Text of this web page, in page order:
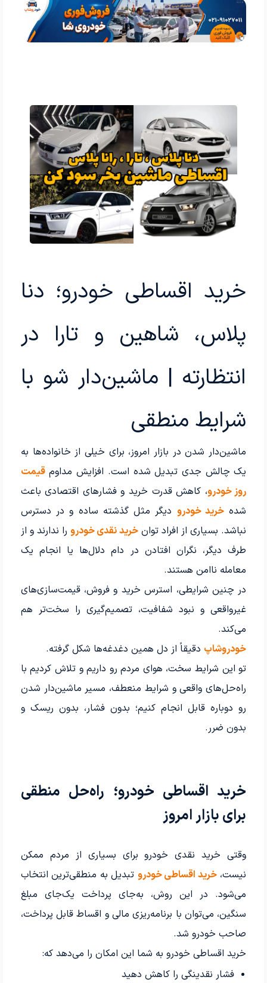
خرید اقساطی خودرو؛ دنا
پلاس، شاهین و تارا در
انتظارته | ماشین‌دار شو با
شرایط منطقی
ماشین‌دار شدن در بازار امروز، برای خیلی از خانواده‌ها به
یک چالش جدی تبدیل شده است. افزایش مداومقیمت
روز خودرو، کاهش قدرت خرید و فشارهای اقتصادی باعث
شدهخرید خودرو دیگر مثل گذشته ساده و در دسترس
نباشد. بسیاری از افراد توانخرید نقدی خودرورا ندارند و از
طرف دیگر، نگران افتادن در دام دلال‌ها یا انجام یک
معامله ناامن هستند.
در چنین شرایطی، استرس خرید و فروش، قیمت‌سازی‌های
غیرواقعی و نبود شفافیت، تصمیم‌گیری را سخت‌تر هم
می‌کند.
خودروشاپ دقیقاً از دل همین دغدغه‌ها شکل گرفته.
تو این شرایط سخت، هوای مردم رو داریم و تلاش کردیم با
راه‌حل‌های واقعی و شرایط منعطف، مسیر ماشین‌دار شدن
رو دوباره قابل انجام کنیم؛ بدون فشار، بدون ریسک و
بدون ضرر.
خرید اقساطی خودرو؛ راه‌حل منطقی
برای بازار امروز
وقتی خرید نقدی خودرو برای بسیاری از مردم ممکن
نیست،خرید اقساطی خودرو تبدیل به منطقی‌ترین انتخاب
می‌شود. در این روش، به‌جای پرداخت یک‌جای مبلغ
سنگین، می‌توان با برنامه‌ریزی مالی و اقساط قابل پرداخت،
صاحب خودرو شد.
خرید اقساطی خودرو به شما این امکان را می‌دهد که:
فشار نقدینگی را کاهش دهید